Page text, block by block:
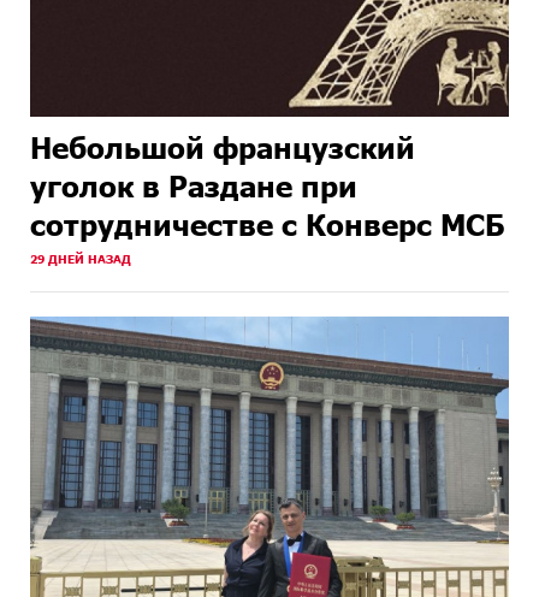
Небольшой французский
уголок в Раздане при
сотрудничестве с Конверс МСБ
29 ДНЕЙ НАЗАД